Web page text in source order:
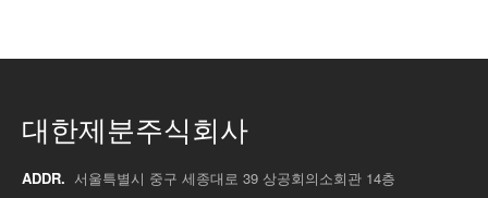
대한제분주식회사
ADDR. 서울특별시 중구 세종대로 39 상공회의소회관 14층